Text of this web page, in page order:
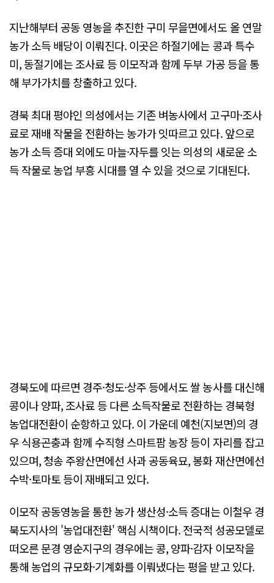
지난해부터 공동 영농을 추진한 구미 무을면에서도 올 연말
농가 소득 배당이 이뤄진다. 이곳은 하절기에는 콩과 특수
미, 동절기에는 조사료 등 이모작과 함께 두부 가공 등을 통
해 부가가치를 창출하고 있다.
경북 최대 평야인 의성에서는 기존 벼농사에서 고구마·조사
료로 재배 작물을 전환하는 농가가 잇따르고 있다. 앞으로
농가 소득 증대 외에도 마늘·자두를 잇는 의성의 새로운 소
득 작물로 농업 부흥 시대를 열 수 있을 것으로 기대된다.
경북도에 따르면 경주·청도·상주 등에서도 쌀 농사를 대신해
콩이나 양파, 조사료 등 다른 소득작물로 전환하는 경북형
농업대전환이 순항하고 있다. 이 가운데 예천(지보면)의 경
우 식용곤충과 함께 수직형 스마트팜 농장 등이 자리를 잡고
있으며, 청송 주왕산면에선 사과 공동육묘, 봉화 재산면에선
수박·토마토 등이 재배되고 있다.
이모작 공동영농을 통한 농가 생산성·소득 증대는 이철우 경
북도지사의 '농업대전환' 핵심 시책이다. 전국적 성공모델로
떠오른 문경 영순지구의 경우에는 콩, 양파·감자 이모작을
통해 농업의 규모화·기계화를 이뤄냈다는 평을 받고 있다.